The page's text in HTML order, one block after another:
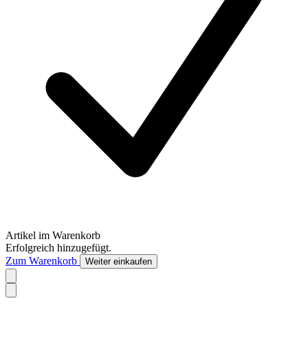
Artikel im Warenkorb
Erfolgreich hinzugefügt.
Zum Warenkorb
Weiter einkaufen